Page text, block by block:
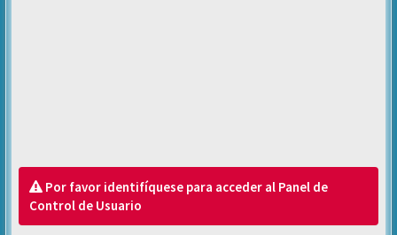
Por favor identifíquese para acceder al Panel de
Control de Usuario